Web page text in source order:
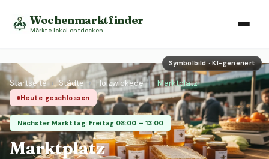
Wochenmarktfinder
Märkte lokal entdecken
Symbolbild · KI-generiert
Startseite › Städte › Holzwickede Marktplatz
Heute geschlossen
Nächster Markttag: Freitag 08:00 – 13:00
Marktplatz